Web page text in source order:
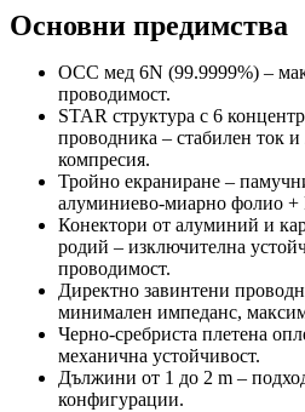
Основни предимства
OCC мед 6N (99.9999%) –
проводимост.
STAR структура с 6
проводника – стабилен ток
компресия.
Тройно екраниране –
алуминиево‑миарно фолио +
Конектори от алуминий и
родий – изключителна
проводимост.
Директно завинтени
минимален импеданс,
Черно‑сребриста плетена
механична устойчивост.
Дължини от 1 до 2 m –
конфигурации.